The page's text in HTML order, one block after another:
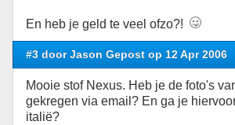
En heb je geld te veel ofzo?!
#3 door Jason Gepost op 12 Apr 2006
Mooie stof Nexus. Heb je de foto's
gekregen via email? En ga je
italië?